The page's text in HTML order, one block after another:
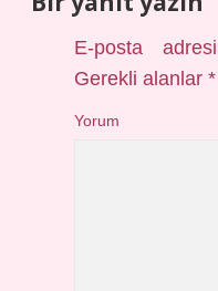
E-posta
Gerekli alanlar*
Yorum